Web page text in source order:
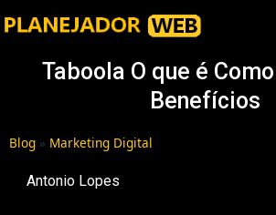
Taboola O que é
Benefícios
Blog » Marketing Digital
Antonio Lopes